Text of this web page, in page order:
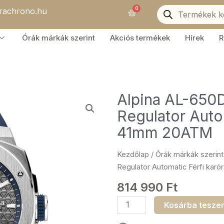
0Kosár
Products
search
Órák márkák szerint Akciós termékek Hírek
Alpina AL-
Regulator
41mm 20ATM
Kezdőlap / Órák márkák szerint
Regulator Automatic Férfi
814 990 Ft
Alpina
AL-
Kosárba